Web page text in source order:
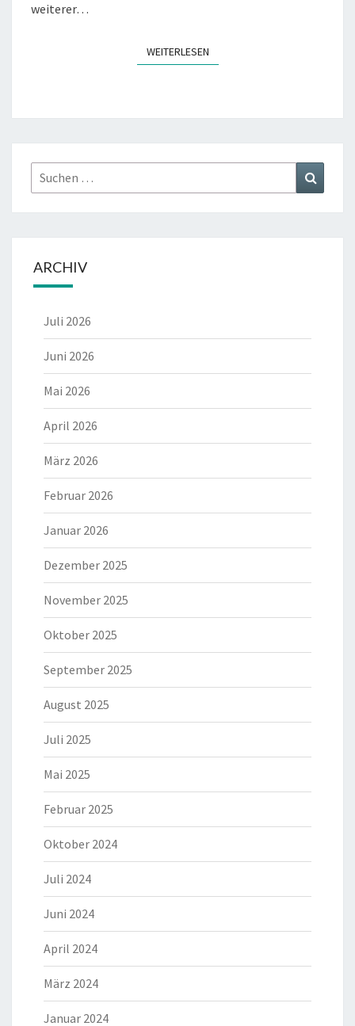
weiterer…
WEITERLESENWEITERLESEN
Suchen
nach:
ARCHIV
Juli 2026
Juni 2026
Mai 2026
April 2026
März 2026
Februar 2026
Januar 2026
Dezember 2025
November 2025
Oktober 2025
September 2025
August 2025
Juli 2025
Mai 2025
Februar 2025
Oktober 2024
Juli 2024
Juni 2024
April 2024
März 2024
Januar 2024